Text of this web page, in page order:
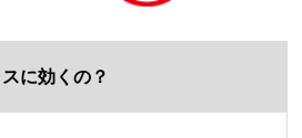
に効くの？